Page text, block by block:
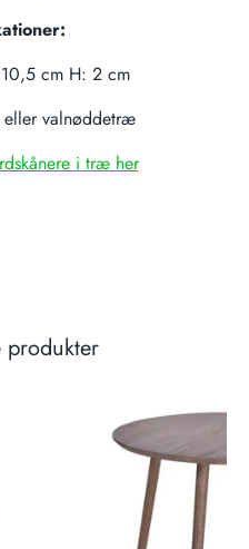
cm H: 2 cm
valnøddetræ
i træ her
produkter